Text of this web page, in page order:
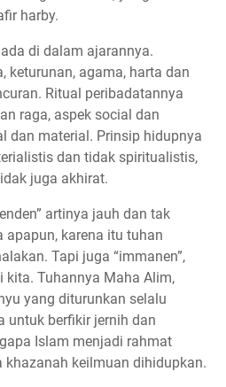
harby.
di dalam ajarannya.
keturunan, agama, harta dan
Ritual peribadatannya
raga, aspek social dan
dan material. Prinsip hidupnya
dan tidak spiritualistis,
juga akhirat.
artinya jauh dan tak
apapun, karena itu tuhan
Tapi juga “immanen”,
kita. Tuhannya Maha Alim,
yang diturunkan selalu
untuk berfikir jernih dan
Islam menjadi rahmat
khazanah keilmuan dihidupkan.